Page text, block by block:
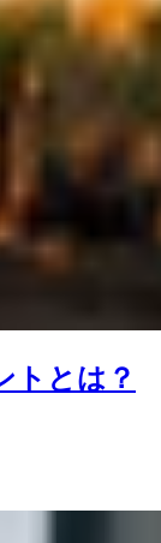
トとは？